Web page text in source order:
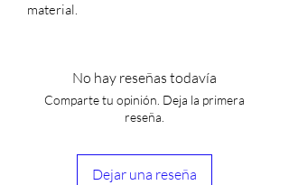
material.
No hay reseñas todavía
Comparte tu opinión. Deja la primera
reseña.
Dejar una reseña